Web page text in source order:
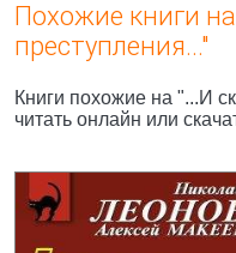
Похожие книги
преступления..."
Книги похожие на "...И
читать онлайн или